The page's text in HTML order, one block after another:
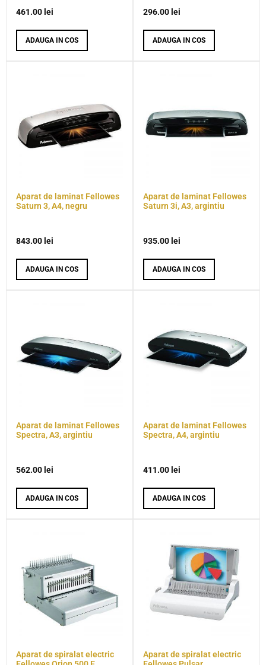
461.00 lei
ADAUGA IN COS
296.00 lei
ADAUGA IN COS
Aparat de laminat Fellowes
Saturn 3, A4, negru
843.00 lei
ADAUGA IN COS
Aparat de laminat Fellowes
Saturn 3i, A3, argintiu
935.00 lei
ADAUGA IN COS
Aparat de laminat Fellowes
Spectra, A3, argintiu
562.00 lei
ADAUGA IN COS
Aparat de laminat Fellowes
Spectra, A4, argintiu
411.00 lei
ADAUGA IN COS
Aparat de spiralat electric
Aparat de spiralat electric